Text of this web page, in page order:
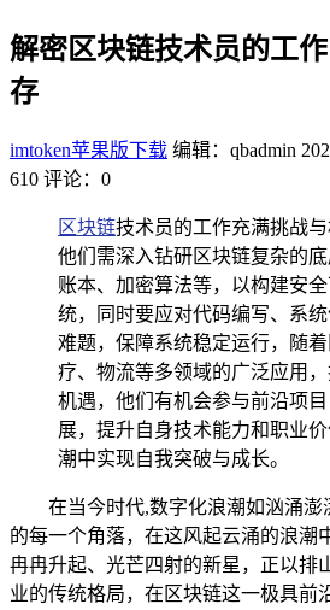
解密区块链技术员的工
存
imtoken苹果版下载 编辑：qbadmin
610 评论：0
区块链技术员的工作充满挑战与
他们需深入钻研区块链复杂的
账本、加密算法等，以构建安
统，同时要应对代码编写、系
难题，保障系统稳定运行，随
疗、物流等多领域的广泛应用
机遇，他们有机会参与前沿项
展，提升自身技术能力和职业
潮中实现自我突破与成长。
在当今时代,数字化浪潮如汹涌
的每一个角落，在这风起云涌的浪潮
冉冉升起、光芒四射的新星，正以排
业的传统格局，在区块链这一极具前